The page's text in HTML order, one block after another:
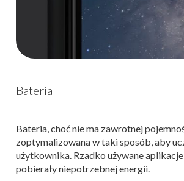
Bateria
Bateria, choć nie ma zawrotnej
zoptymalizowana w taki sposób, aby
użytkownika. Rzadko używane
pobierały niepotrzebnej energii.